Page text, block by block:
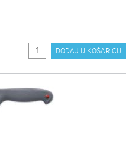
DODAJ U KOŠARICU